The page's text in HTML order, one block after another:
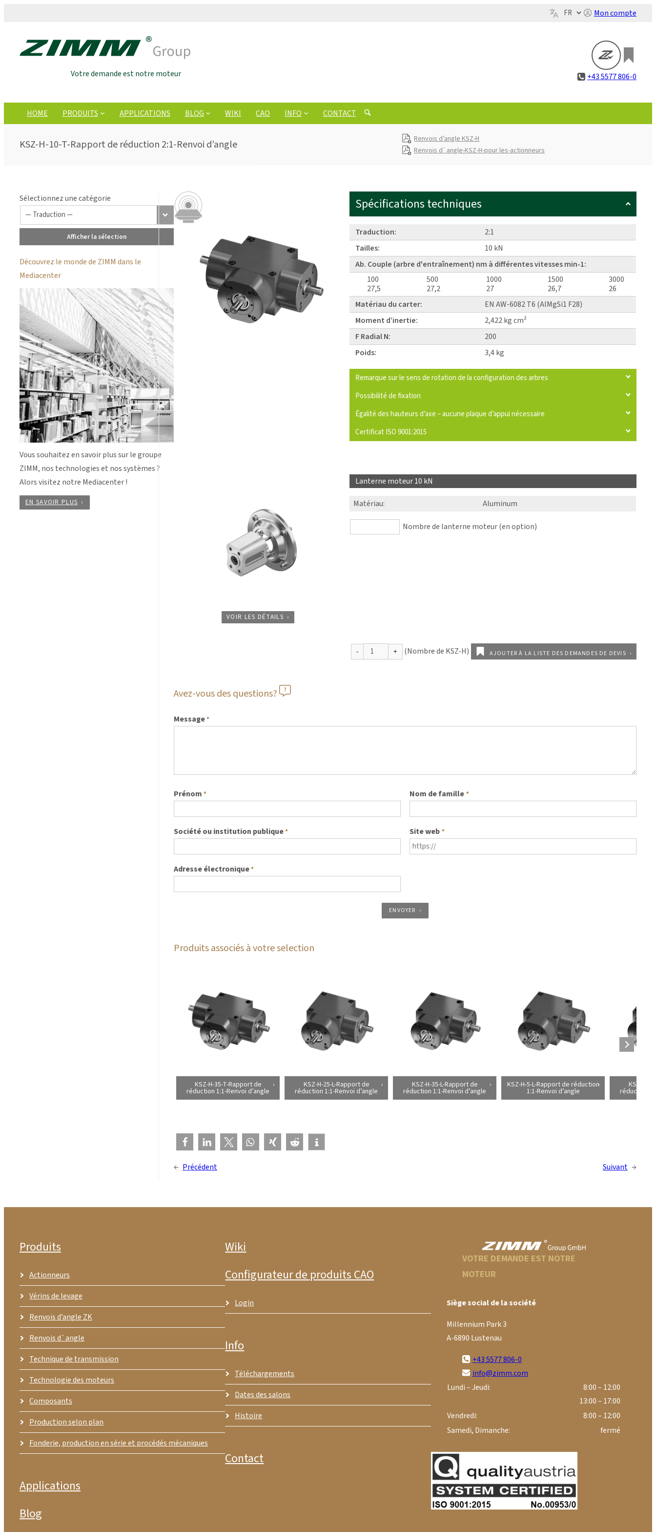
Mon compte
Votre demande est notre moteur +43 5577 806-0
HOME PRODUITS APPLICATIONS BLOG WIKI CAO INFO CONTACT
KSZ-H-10-T-Rapport de réduction 2:1-Renvoi d’angle
Renvois d’angle KSZ-H
Renvois d`angle-KSZ-H-pour les-actionneurs
Sélectionnez une catégorie
Afficher la sélection
Découvrez le monde de ZIMM dans le
Mediacenter
Vous souhaitez en savoir plus sur le groupe
ZIMM, nos technologies et nos systèmes ?
Alors visitez notre Mediacenter !
EN SAVOIR PLUS
Spécifications techniques
Traduction:
2:1
Tailles:
10 kN
Ab. Couple (arbre d'entraînement) nm à différentes vitesses min-1:
100
27,5
500
27,2
1000
27
1500
26,7
3000
26
Matériau du carter:
EN AW-6082 T6 (AlMgSi1 F28)
Moment d’inertie:
2,422 kg cm²
F Radial N:
200
Poids:
3,4 kg
Remarque sur le sens de rotation de la configuration des arbres
Possibilité de fixation
Égalité des hauteurs d’axe – aucune plaque d’appui nécessaire
Certificat ISO 9001:2015
VOIR LES DÉTAILS
Lanterne moteur 10 kN
Matériau: Aluminum
Nombre de lanterne moteur (en option)
AJOUTER À LA LISTE DES DEMANDES DE DEVIS
Avez-vous des questions?
Message*
Prénom * Nom de famille *
Société ou institution publique* Site web *
Adresse électronique*
ENVOYER
Produits associés à votre selection
KSZ-H-35-T-Rapport de
réduction 1:1-Renvoi d’angle
KSZ-H-25-L-Rapport de
réduction 1:1-Renvoi d’angle
KSZ-H-35-L-Rapport de
réduction 1:1-Renvoi d’angle
KSZ-H-5-L-Rapport de réduction
1:1-Renvoi d’angle
KSZ-H-
réduction
← Précédent Suivant →
Produits
Actionneurs
Vérins de levage
Renvois d’angle ZK
Renvois d`angle
Technique de transmission
Technologie des moteurs
Composants
Production selon plan
Fonderie, production en série et procédés mécaniques
Applications
Blog
Wiki
Configurateur de produits CAO
Login
Info
Téléchargements
Dates des salons
Histoire
Contact
VOTRE DEMANDE EST NOTRE
MOTEUR
Siège social de la société
Millennium Park 3
A-6890 Lustenau
+43 5577 806-0
info@zimm.com
Lundi – Jeudi:
8:00 – 12:00
13:00 – 17:00
Vendredi:
8:00 – 12:00
Samedi, Dimanche:
fermé